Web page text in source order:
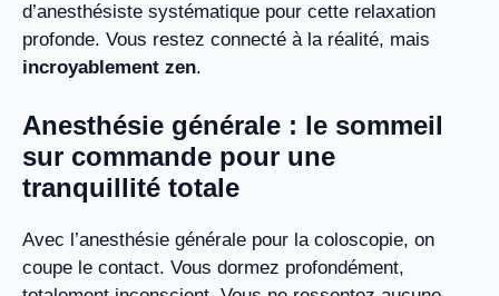
d’anesthésiste systématique pour cette relaxation
profonde. Vous restez connecté à la réalité, mais
incroyablement zen.
Anesthésie générale : le sommeil
sur commande pour une
tranquillité totale
Avec l’anesthésie générale pour la coloscopie, on
coupe le contact. Vous dormez profondément,